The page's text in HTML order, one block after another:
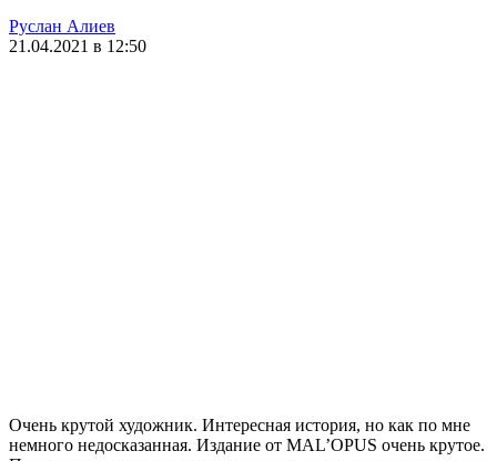
Руслан Алиев
21.04.2021 в 12:50
Очень крутой художник. Интересная история, но как по мне
немного недосказанная. Издание от MAL’OPUS очень крутое.